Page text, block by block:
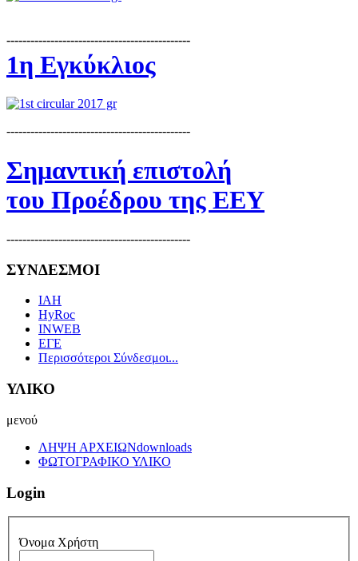
----------------------------------------------
1η Εγκύκλιος
----------------------------------------------
Σημαντική επιστολή
του Προέδρου της ΕΕΥ
----------------------------------------------
ΣΥΝΔΕΣΜΟΙ
IAH
HyRoc
INWEB
ΕΓΕ
Περισσότεροι Σύνδεσμοι...
ΥΛΙΚΟ
μενού
ΛΗΨΗ ΑΡΧΕΙΩΝdownloads
ΦΩΤΟΓΡΑΦΙΚΟ ΥΛΙΚΟ
Login
Όνομα Χρήστη